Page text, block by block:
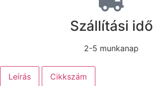
Szállítási idő
2-5 munkanap
Leírás Cikkszám